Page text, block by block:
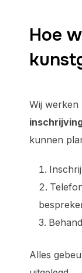
Hoe
Wij werken
kunnen
Alles